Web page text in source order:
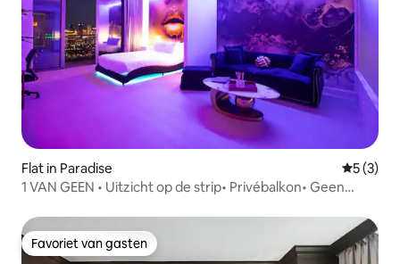
Flat in Paradise
5 (3)
1 VAN GEEN • Uitzicht op de strip• Privébalkon• Geen
Favoriet van gasten
Favoriet van gasten